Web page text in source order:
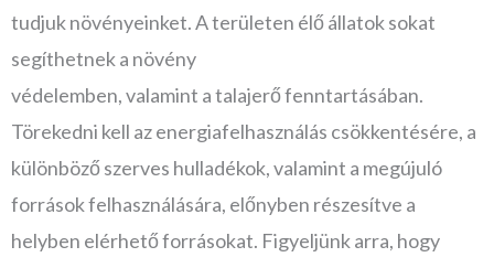
tudjuk növényeinket. A területen élő állatok sokat
segíthetnek a növény
védelemben, valamint a talajerő fenntartásában.
Törekedni kell az energiafelhasználás csökkentésére, a
különböző szerves hulladékok, valamint a megújuló
források felhasználására, előnyben részesítve a
helyben elérhető forrásokat. Figyeljünk arra, hogy